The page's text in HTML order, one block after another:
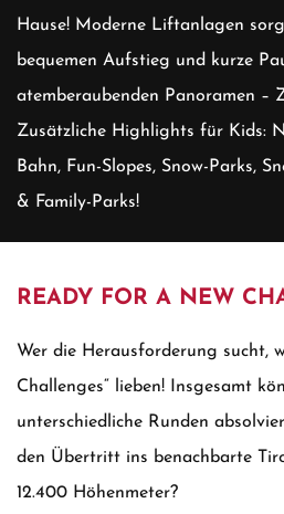
Hause! Moderne Liftanlagen
bequemen Aufstieg und kurze
atemberaubenden Panoramen –
Zusätzliche Highlights für Kids:
Bahn, Fun-Slopes, Snow-Parks,
& Family-Parks!
READY FOR A NEW
Wer die Herausforderung sucht,
Challenges“ lieben! Insgesamt
unterschiedliche Runden
den Übertritt ins benachbarte
12.400 Höhenmeter?